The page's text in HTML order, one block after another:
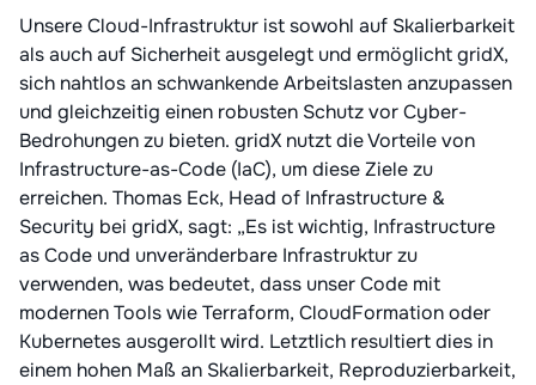
Unsere Cloud-Infrastruktur ist sowohl auf Skalierbarkeit
als auch auf Sicherheit ausgelegt und ermöglicht gridX,
sich nahtlos an schwankende Arbeitslasten anzupassen
und gleichzeitig einen robusten Schutz vor Cyber-
Bedrohungen zu bieten. gridX nutzt die Vorteile von
Infrastructure-as-Code (IaC), um diese Ziele zu
erreichen. Thomas Eck, Head of Infrastructure &
Security bei gridX, sagt: „Es ist wichtig, Infrastructure
as Code und unveränderbare Infrastruktur zu
verwenden, was bedeutet, dass unser Code mit
modernen Tools wie Terraform, CloudFormation oder
Kubernetes ausgerollt wird. Letztlich resultiert dies in
einem hohen Maß an Skalierbarkeit, Reproduzierbarkeit,